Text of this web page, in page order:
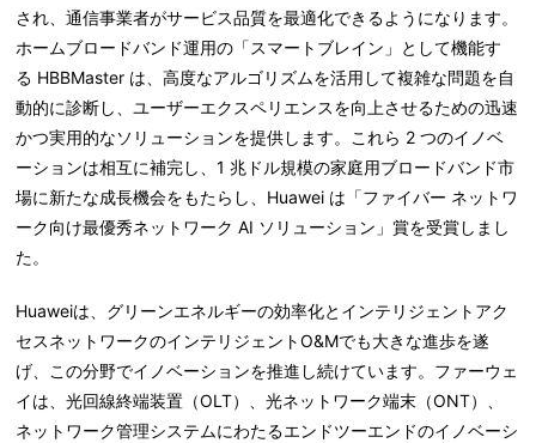
され、通信事業者がサービス品質を最適化できるようになります。
ホームブロードバンド運用の「スマートブレイン」として機能す
る HBBMaster は、高度なアルゴリズムを活用して複雑な問題を自
動的に診断し、ユーザーエクスペリエンスを向上させるための迅速
かつ実用的なソリューションを提供します。これら 2 つのイノベ
ーションは相互に補完し、1 兆ドル規模の家庭用ブロードバンド市
場に新たな成長機会をもたらし、Huawei は「ファイバー ネットワ
ーク向け最優秀ネットワーク AI ソリューション」賞を受賞しまし
た。
Huaweiは、グリーンエネルギーの効率化とインテリジェントアク
セスネットワークのインテリジェントO&Mでも大きな進歩を遂
げ、この分野でイノベーションを推進し続けています。ファーウェ
イは、光回線終端装置（OLT）、光ネットワーク端末（ONT）、
ネットワーク管理システムにわたるエンドツーエンドのイノベーシ